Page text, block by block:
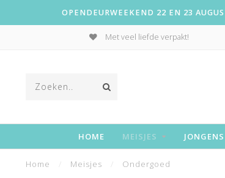
OPENDEURWEEKEND 22 EN 23
Met veel liefde verpakt!
HOME MEISJES JONGENS
Home Meisjes Ondergoed